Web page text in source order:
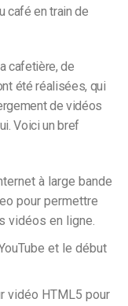
café en train de
cafetière, de
été réalisées, qui
de vidéos
Voici un bref
à large bande
pour permettre
vidéos en ligne.
et le début
vidéo HTML5 pour